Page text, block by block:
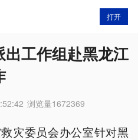
打开
工作组赴黑龙江
浏览量1672369
灾委员会办公室针对黑